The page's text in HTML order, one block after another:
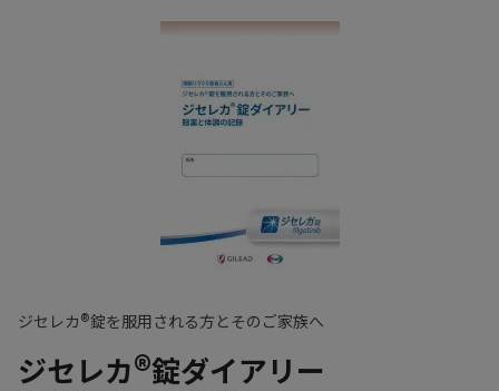
ジセレカ ®錠を服用される方とそのご家族へ
ジセレカ®錠ダイアリー